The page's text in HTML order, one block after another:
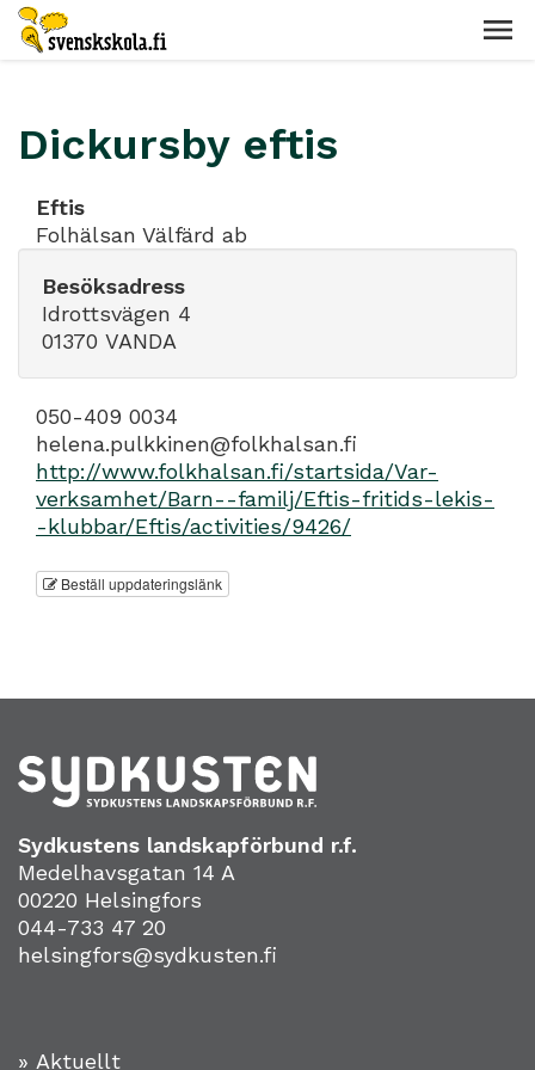
Dickursby eftis
Eftis
Folhälsan Välfärd ab
Besöksadress
Idrottsvägen 4
01370 VANDA
050-409 0034
helena.pulkkinen@folkhalsan.fi
http://www.folkhalsan.fi/startsida/Var-
verksamhet/Barn--familj/Eftis-fritids-lekis-
-klubbar/Eftis/activities/9426/
Beställ uppdateringslänk
Sydkustens landskapförbund r.f.
Medelhavsgatan 14 A
00220 Helsingfors
044-733 47 20
helsingfors@sydkusten.fi
» Aktuellt